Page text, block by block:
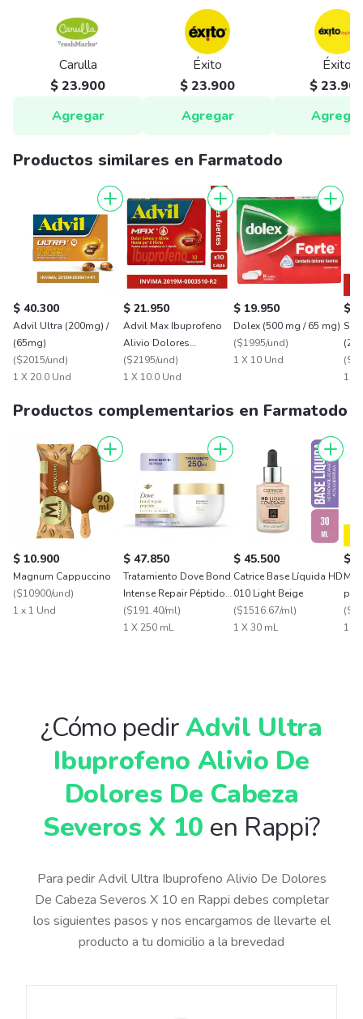
Carulla
$ 23.900
Agregar
Éxito
$ 23.900
Agregar
Éxito
$
Agregar
Productos similares en Farmatodo
$ 40.300
Advil Ultra (200mg) /
(65mg)
($2015/und)
1 X 20.0 Und
$ 21.950
Advil Max Ibuprofeno
Alivio Dolores
Asociados a
Inflamacion X 10
($2195/und)
1 X 10.0 Und
$ 19.950
Dolex (500 mg / 65 mg)
($1995/und)
1 X 10 Und
$
mg)
(
1 X
Productos complementarios en Farmatodo
$ 10.900
Magnum Cappuccino
($10900/und)
1 x 1 Und
$ 47.850
Tratamiento Dove Bond
Intense Repair Péptidos
250ml
($191.40/ml)
1 X 250 mL
$ 45.500
Catrice Base Líquida HD
010 Light Beige
($1516.67/ml)
1 X 30 mL
$
(
1 X
¿Cómo pedirAdvil Ultra
Ibuprofeno Alivio De
Dolores De Cabeza
Severos X 10 en Rappi?
Para pedir Advil Ultra Ibuprofeno Alivio De Dolores
De Cabeza Severos X 10 en Rappi debes completar
los siguientes pasos y nos encargamos de llevarte el
producto a tu domicilio a la brevedad